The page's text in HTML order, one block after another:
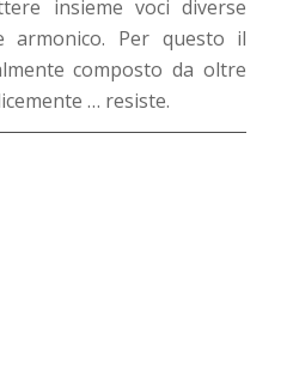
insieme voci diverse
armonico. Per questo il
composto da oltre
… resiste.